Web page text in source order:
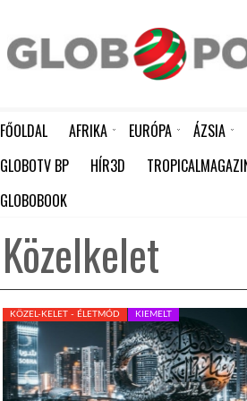
FŐOLDAL AFRIKA EURÓPA ÁZSIA
GLOBOTV BP HÍR3D
GLOBOBOOK
Közelkelet
KÖZEL-KELET - ÉLETMÓD KIEMELT